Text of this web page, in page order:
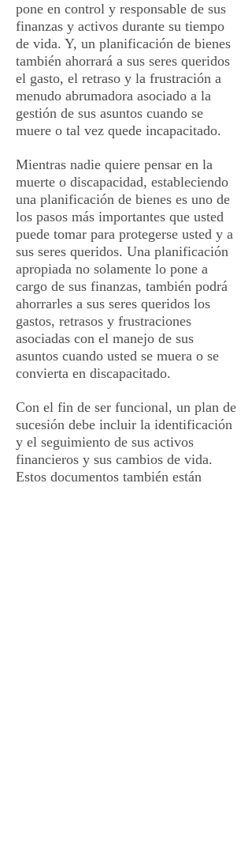
pone en control y responsable de sus
finanzas y activos durante su tiempo
de vida. Y, un planificación de bienes
también ahorrará a sus seres queridos
el gasto, el retraso y la frustración a
menudo abrumadora asociado a la
gestión de sus asuntos cuando se
muere o tal vez quede incapacitado.
Mientras nadie quiere pensar en la
muerte o discapacidad, estableciendo
una planificación de bienes es uno de
los pasos más importantes que usted
puede tomar para protegerse usted y a
sus seres queridos. Una planificación
apropiada no solamente lo pone a
cargo de sus finanzas, también podrá
ahorrarles a sus seres queridos los
gastos, retrasos y frustraciones
asociadas con el manejo de sus
asuntos cuando usted se muera o se
convierta en discapacitado.
Con el fin de ser funcional, un plan de
sucesión debe incluir la identificación
y el seguimiento de sus activos
financieros y sus cambios de vida.
Estos documentos también están